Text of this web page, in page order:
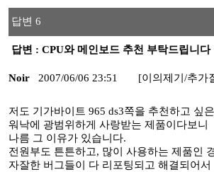
답변 6
답변 : CPU와 메인보드 추천 부탁드립니다
Noir 2007/06/06 23:51 [이의제기/추가
저도 기가바이트 965 ds3쪽을 추천하고 싶
워낙에 광범위하게 사랑받는 제품이다보니
나름 그 이유가 있습니다.
전원부도 튼튼하고, 많이 사용하는 제품인
자잘한 버그들이 다 리포팅되고 해결되어서